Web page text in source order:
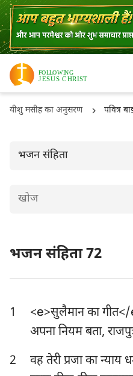
यीशु मसीह का अनुसरण पवित्र
भजन संहिता
ओल्ड टैस्टमैंट
उत्पत्ति
व्यवस्थाविवरण
1 इतिहास
एस्तेर
सभोपदेशक
भजन संहिता 72
1
<e>सुलैमान का गीत</
अपना नियम बता,
2
वह तेरी प्रजा का न्याय